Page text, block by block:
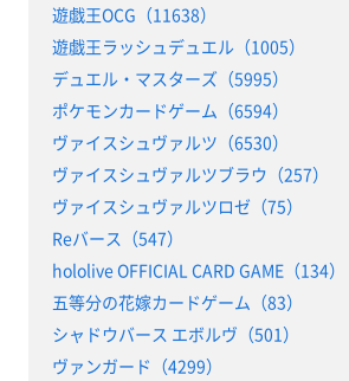
遊戯王OCG（11638）
遊戯王ラッシュデュエル（1005）
デュエル・マスターズ（5995）
ポケモンカードゲーム（6594）
ヴァイスシュヴァルツ（6530）
ヴァイスシュヴァルツブラウ（257）
ヴァイスシュヴァルツロゼ（75）
Reバース（547）
hololive OFFICIAL CARD GAME（134）
五等分の花嫁カードゲーム（83）
シャドウバース エボルヴ（501）
ヴァンガード（4299）